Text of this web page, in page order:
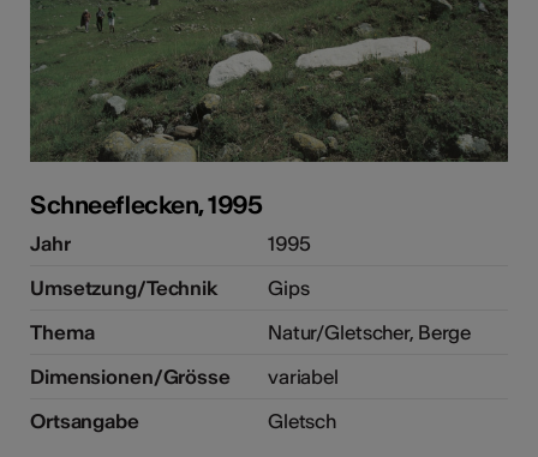
Schneeflecken, 1995
Jahr
1995
Umsetzung/Technik
Gips
Thema
Natur/Gletscher, Berge
Dimensionen/Grösse
variabel
Ortsangabe
Gletsch